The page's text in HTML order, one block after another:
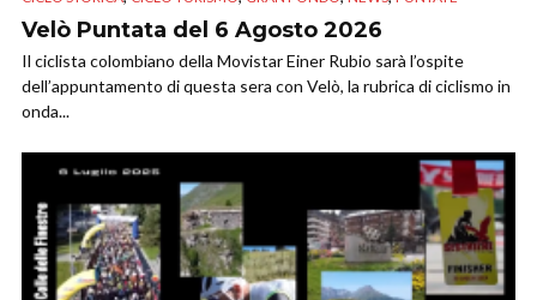
Velò Puntata del 6 Agosto 2026
Il ciclista colombiano della Movistar Einer Rubio sarà l’ospite
dell’appuntamento di questa sera con Velò, la rubrica di ciclismo in
onda...